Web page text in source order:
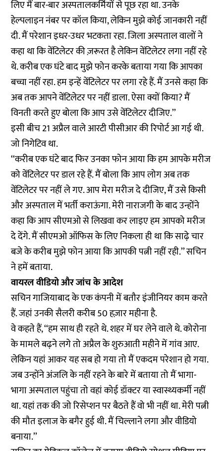
लिए मैं बार-बार अस्पतालकर्मियों से पूछ रहा था. उनके
हेल्पलाइन नंबर पर कॉल किया, लेकिन मुझे कोई जानकारी नहीं
दी. मैं परेशान इधर-उधर भटकता रहा. जिला अस्पताल वालों ने
कहा था कि वेंटिलेटर की ज़रूरत है लेकिन वेंटिलेटर लगा नहीं रहे
थे. करीब एक घंटे बाद मुझे फोन करके बताया गया कि आपका
बच्चा नहीं रहा. हम इन्हें वेंटिलेटर पर लगा रहे हैं. मैं उनसे कहा कि
अब तक आपने वेंटिलेटर पर नहीं डाला. ऐसा क्यों किया? मैं
विनती करते हुए बोला कि आप उसे वेंटिलेटर दीजिए.’’
इसी बीच 21 अप्रैल वाले आरटी पीसीआर की रिपोर्ट आ गई थी.
जो निगेटिव था.
‘‘करीब एक घंटे बाद फिर उनका फोन आया कि हम आपके मरीज
को वेंटिलेटर पर डाल रहे हैं. मैं बोला कि आप लोग अब तक
वेंटिलेटर पर नहीं ले गए. आप मेरा मरीज दे दीजिए, मैं उसे किसी
और अस्पताल में भर्ती कराऊंगा. मेरी नाराजगी के बाद उन्होंने
कहा कि आप सीएमओ से लिखवा कर लाइए हम आपको मरीज
दे देंगे. मैं सीएमओ ऑफिस के लिए निकला ही था कि साढ़े चार
बजे के करीब मुझे फोन आया कि आपकी पत्नी नहीं रही.’’ सचिन
ने हमें बताया.
वायरल वीडियो और जांच के आदेश
सचिन गाजियाबाद के एक कंपनी में बतौर इंजीनियर काम करते
हैं. जहां उनकी सैलरी करीब 50 हज़ार महीना है.
वे कहते हैं, ‘‘हम साथ ही रहते थे. शहर में घर लेने वाले थे. कोरोना
के मामले बढ़ने लगे तो अप्रैल के शुरुआती महीने में गांव आए.
लेकिन यहां आकर यह सब हो गया तो मैं एकदम परेशान हो गया.
जब उन्होंने अंजलि के नहीं रहने के बारे में बताया तो मैं भागा-
भागा अस्पताल पहुंचा तो वहां कोई डॉक्टर या स्वास्थ्यकर्मी नहीं
था. यहां तक की जो रिसेप्शन पर बैठते हैं वो भी नहीं था. मेरी पत्नी
की मौत इलाज के बगैर हुई थी. मैं चिल्लाने लगा और वीडियो
बनाया.’’